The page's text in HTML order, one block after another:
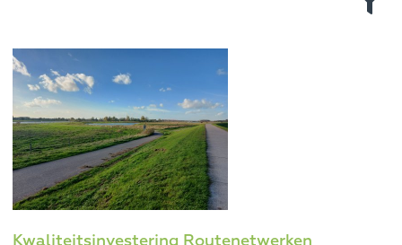
Kwaliteitsinvestering Routenetwerken